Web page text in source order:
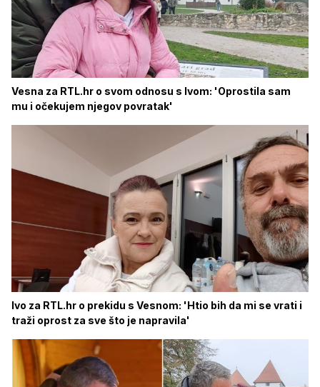
Vesna za RTL.hr o svom odnosu s Ivom: 'Oprostila sam
mu i očekujem njegov povratak'
Ivo za RTL.hr o prekidu s Vesnom: 'Htio bih da mi se vrati i
traži oprost za sve što je napravila'